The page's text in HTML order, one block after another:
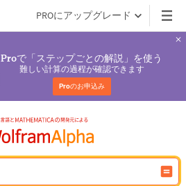
PROにアップグレード
Proで「ステップごとの解説」を使う
難しい計算の過程が確認できます
Proのお申込み